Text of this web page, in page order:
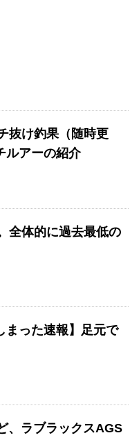
抜け釣果（随時更
ルアーの紹介
全体的に過去最低の
まった速報】足元で
、ラブラックスAGS